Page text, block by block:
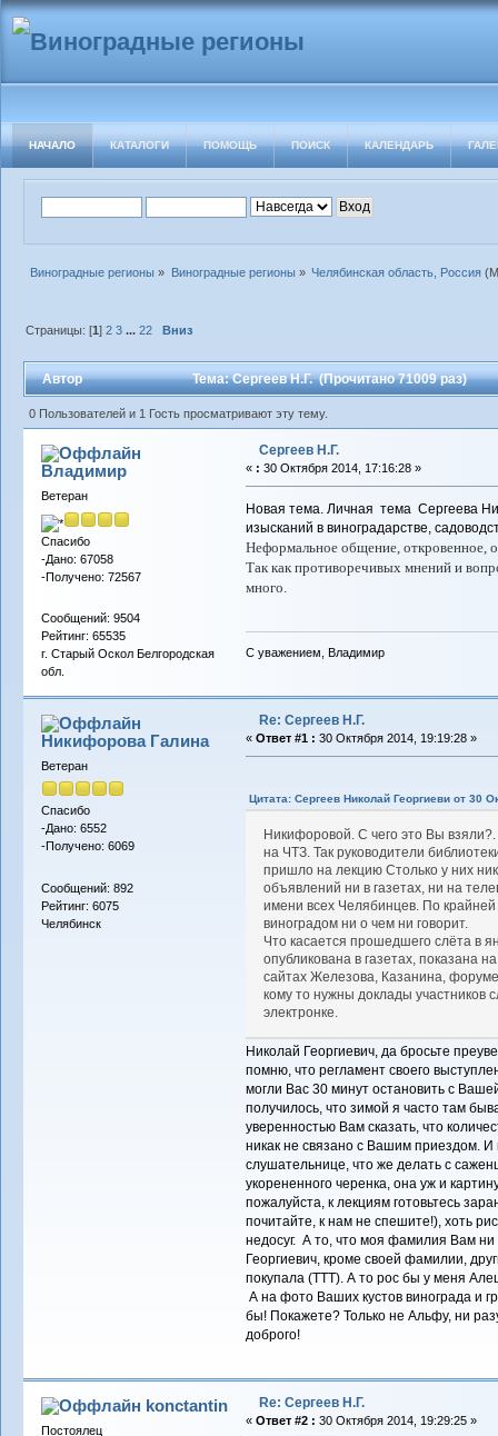
НАЧАЛО КАТАЛОГИ ПОМОЩЬ ПОИСК КАЛЕНДАРЬ
Виноградные регионы » Виноградные регионы » Челябинская область, Россия
Страницы: [1]2 3 ...22 Вниз
Автор Тема: Сергеев Н.Г. (Прочитано 71009 раз)
0 Пользователей и 1 Гость просматривают эту тему.
Владимиp
Ветеран
Спасибо
-Дано: 67058
-Получено: 72567
Сообщений: 9504
Рейтинг: 65535
г. Старый Оскол Белгородская
обл.
Сергеев Н.Г.
« : 30 Октября 2014, 17:16:28 »
Новая тема. Личная тема Сергеева
изысканий в виноградарстве,
Неформальное общение, откровенное,
Так как противоречивых мнений и
много.
С уважением, Владимир
Никифорова Галина
Ветеран
Спасибо
-Дано: 6552
-Получено: 6069
Сообщений: 892
Рейтинг: 6075
Челябинск
Re: Сергеев Н.Г.
« Ответ #1 : 30 Октября 2014, 19:19:28 »
Цитата: Сергеев Николай Георгиеви от 30
Никифоровой. С чего это Вы
на ЧТЗ. Так руководители
пришло на лекцию Столько у них
объявлений ни в газетах, ни на
имени всех Челябинцев. По
виноградом ни о чем ни говорит.
Что касается прошедшего слёта в
опубликована в газетах, показана
сайтах Железова, Казанина,
кому то нужны доклады участников
электронке.
Николай Георгиевич, да бросьте
помню, что регламент своего
могли Вас 30 минут остановить с
получилось, что зимой я часто там
уверенностью Вам сказать, что
никак не связано с Вашим приездом.
слушательнице, что же делать с
укорененного черенка, она уж и
пожалуйста, к лекциям готовьтесь
почитайте, к нам не спешите!), хоть
недосуг. А то, что моя фамилия Вам
Георгиевич, кроме своей фамилии,
покупала (ТТТ). А то рос бы у меня
А на фото Ваших кустов винограда и
бы! Покажете? Только не Альфу, ни
доброго!
konctantin
Постоялец
Re: Сергеев Н.Г.
« Ответ #2 : 30 Октября 2014, 19:29:25 »